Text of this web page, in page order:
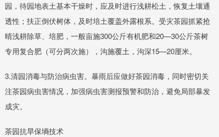
园，待园地表土基本干燥时，应及时进行浅耕松土，恢复土壤通
透性；扶正倒伏树体，及时培土覆盖外露根系。受灾茶园抓紧抢
晴浅耕除草、培肥，一般亩施300公斤有机肥和20—30公斤茶树
专用复合肥（可分两次施），沟施覆土，沟深15—20厘米。
3.清园消毒与防治病虫害。暴雨后应做好茶园消毒，同时密切关
注茶园病虫害情况，加强病虫害测报预警和防治，避免局部暴发
成灾。
茶园抗旱保墒技术